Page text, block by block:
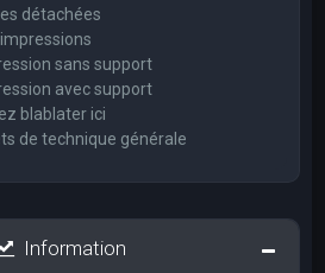
détachées
sans support
avec support
blablater ici
de technique générale
Information